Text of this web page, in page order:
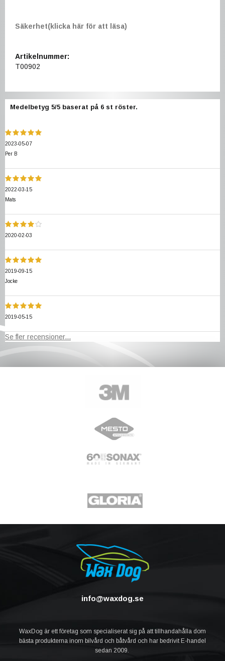
Säkerhet(klicka här för att läsa)
Artikelnummer:
T00902
Medelbetyg 5/5 baserat på 6 st röster.
2023-05-07
Per B
2022-03-15
Mats
2020-02-03
2019-09-15
Jocke
2019-05-15
Se fler recensioner...
info@waxdog.se
WaxDog är ett företag som specialiserat sig på att tillhandahålla dom
bästa produkterna inom bilvård och båtvård och har bedrivit E-handel
sedan 2009.